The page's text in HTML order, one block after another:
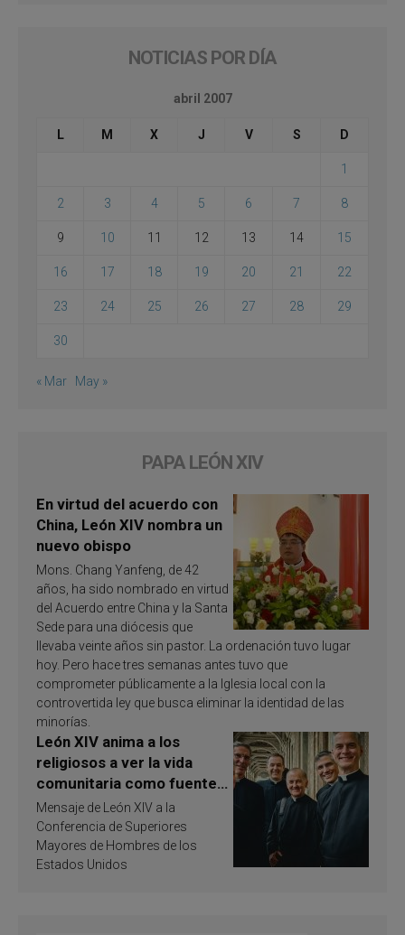
NOTICIAS POR DÍA
abril 2007
L M X J V S D
1
2 3 4 5 6 7 8
9 10 11 12 13 14 15
16 17 18 19 20 21 22
23 24 25 26 27 28 29
30
« Mar May »
PAPA LEÓN XIV
En virtud del acuerdo con
China, León XIV nombra un
nuevo obispo
Mons. Chang Yanfeng, de 42
años, ha sido nombrado en virtud
del Acuerdo entre China y la Santa
Sede para una diócesis que
llevaba veinte años sin pastor. La ordenación tuvo lugar
hoy. Pero hace tres semanas antes tuvo que
comprometer públicamente a la Iglesia local con la
controvertida ley que busca eliminar la identidad de las
minorías.
León XIV anima a los
religiosos a ver la vida
comunitaria como fuente
de inspiración y
santificación
Mensaje de León XIV a la
Conferencia de Superiores
Mayores de Hombres de los
Estados Unidos